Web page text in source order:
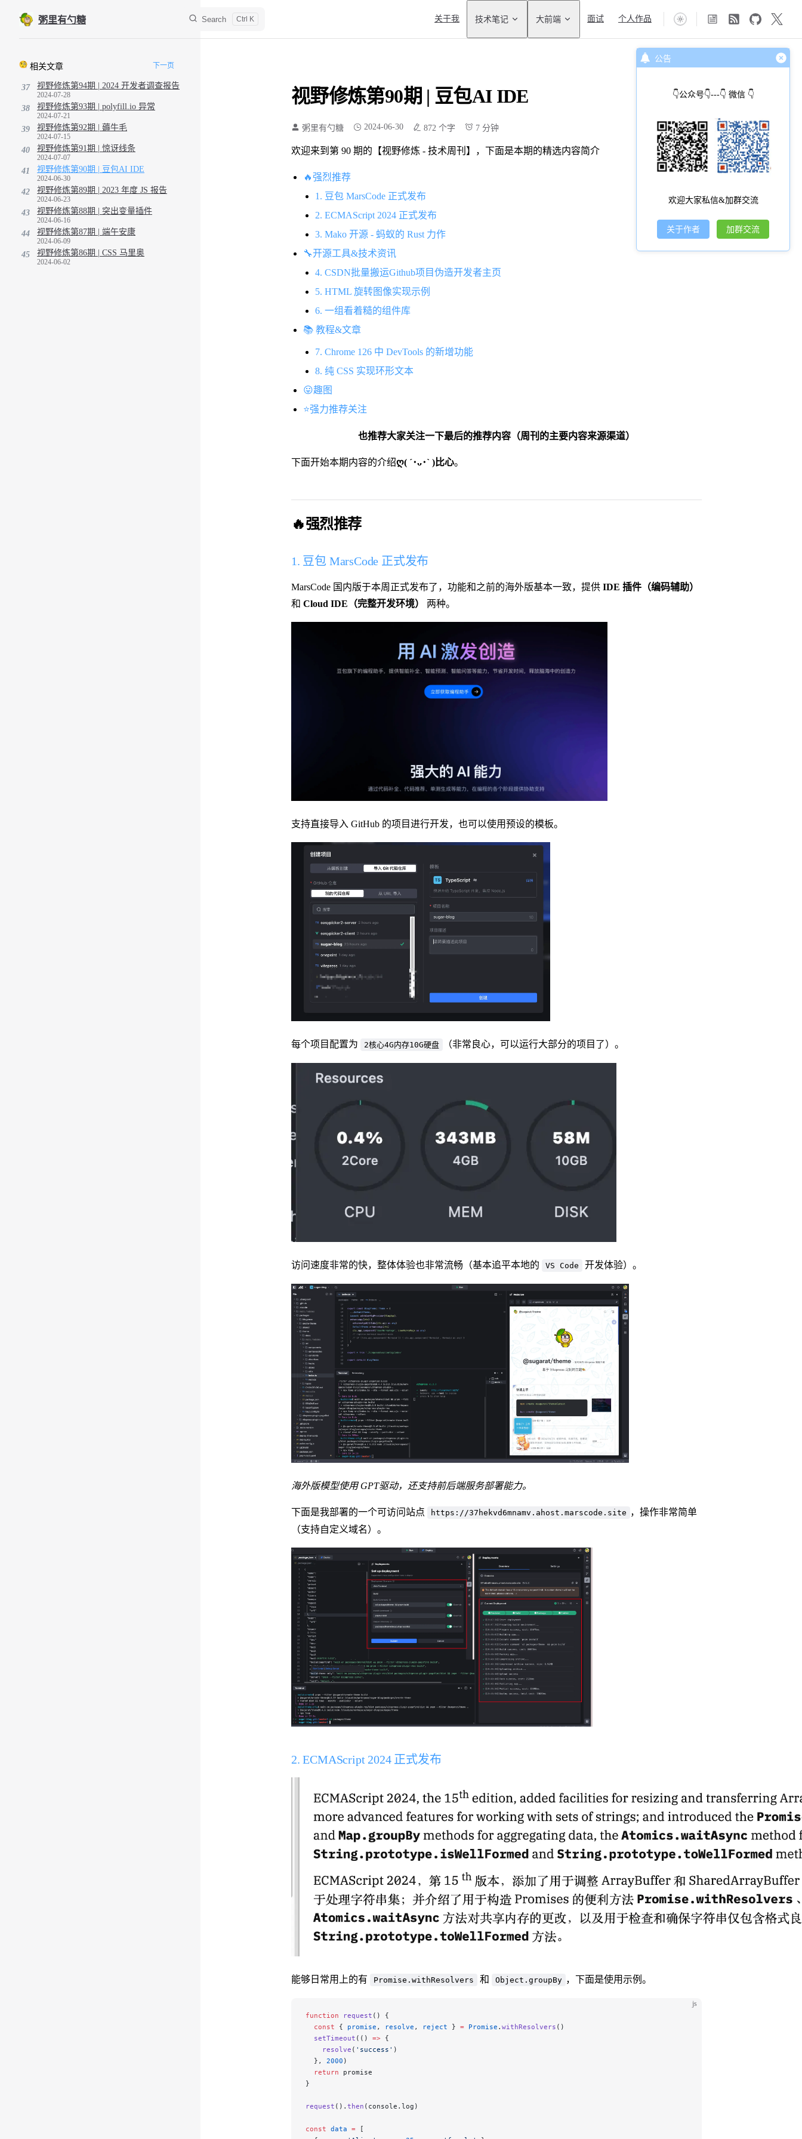
公告
👇公众号👇---👇 微信 👇
欢迎大家私信&加群交流
关于作者 加群交流
Skip to content
粥里有勺糖 Search
Main Navigation
关于我 技术笔记 大前端 面试 个人作品
相关文章 下一页
37 视野修炼第94期 | 2024 开发者调查报告
2024-07-28
38 视野修炼第93期 | polyfill.io 异常
2024-07-21
39 视野修炼第92期 | 薅牛毛
2024-07-15
40 视野修炼第91期 | 惊讶线条
2024-07-07
41 视野修炼第90期 | 豆包AI IDE
2024-06-30
42 视野修炼第89期 | 2023 年度 JS 报告
2024-06-23
43 视野修炼第88期 | 突出变量插件
2024-06-16
44 视野修炼第87期 | 端午安康
2024-06-09
45 视野修炼第86期 | CSS 马里奥
2024-06-02
视野修炼第90期 | 豆包AI IDE
粥里有勺糖 2024-06-30 872 个字 7 分钟
欢迎来到第 90 期的【视野修炼 - 技术周刊】，下面是本期的精选内容简介
🔥强烈推荐
1. 豆包 MarsCode 正式发布
2. ECMAScript 2024 正式发布
3. Mako 开源 - 蚂蚁的 Rust 力作
🔧开源工具&技术资讯
4. CSDN批量搬运Github项目伪造开发者主页
5. HTML 旋转图像实现示例
6. 一组看着糙的组件库
📚 教程&文章
7. Chrome 126 中 DevTools 的新增功能
8. 纯 CSS 实现环形文本
😛趣图
⭐️强力推荐关注
​也推荐大家关注一下最后的推荐内容（周刊的主要内容来源渠道）
下面开始本期内容的介绍ღ( ´･ᴗ･` )比心。
🔥强烈推荐
1. 豆包 MarsCode 正式发布
MarsCode 国内版于本周正式发布了，功能和之前的海外版基本一致，提供 IDE 插件（编码辅助）
和 Cloud IDE（完整开发环境） 两种。
支持直接导入 GitHub 的项目进行开发，也可以使用预设的模板。
每个项目配置为 2核心4G内存10G硬盘 （非常良心，可以运行大部分的项目了）。
访问速度非常的快，整体体验也非常流畅（基本追平本地的 VS Code 开发体验）。
海外版模型使用 GPT驱动，还支持前后端服务部署能力。
下面是我部署的一个可访问站点 https://37hekvd6mnamv.ahost.marscode.site ，操作非常简单
（支持自定义域名）。
2. ECMAScript 2024 正式发布
能够日常用上的有 Promise.withResolvers 和 Object.groupBy ，下面是使用示例。
js
function request () {
  const
{ promise , resolve , reject } = Promise . withResolvers ()
  setTimeout
(() => {
    resolve
( 'success' )
  },
2000 )
  return
promise
}
request (). then (console.log)
const data = [